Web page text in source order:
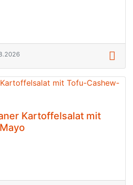
Kartoffelsalat mit